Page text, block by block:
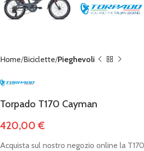
Home Biciclette Pieghevoli
Torpado T170 Cayman
420,00€
Acquista sul nostro negozio online la